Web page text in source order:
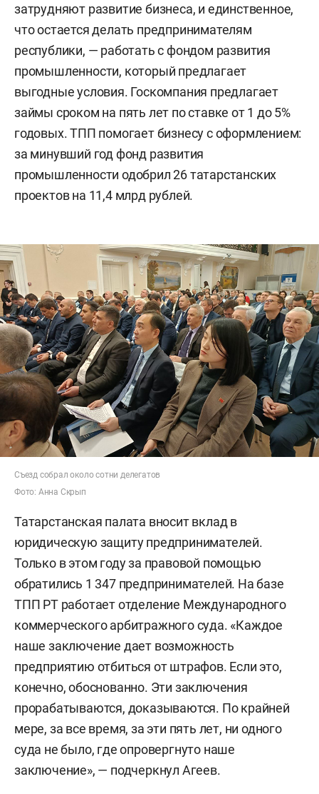
затрудняют развитие бизнеса, и единственное,
что остается делать предпринимателям
республики, — работать с фондом развития
промышленности, который предлагает
выгодные условия. Госкомпания предлагает
займы сроком на пять лет по ставке от 1 до 5%
годовых. ТПП помогает бизнесу с оформлением:
за минувший год фонд развития
промышленности одобрил 26 татарстанских
проектов на 11,4 млрд рублей.
Съезд собрал около сотни делегатов
Фото: Анна Скрып
Татарстанская палата вносит вклад в
юридическую защиту предпринимателей.
Только в этом году за правовой помощью
обратились 1 347 предпринимателей. На базе
ТПП РТ работает отделение Международного
коммерческого арбитражного суда. «Каждое
наше заключение дает возможность
предприятию отбиться от штрафов. Если это,
конечно, обоснованно. Эти заключения
прорабатываются, доказываются. По крайней
мере, за все время, за эти пять лет, ни одного
суда не было, где опровергнуто наше
заключение», — подчеркнул Агеев.